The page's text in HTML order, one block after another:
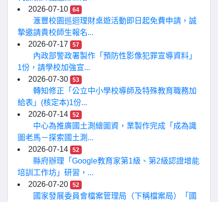
2026-07-10
64
滙豐校園巡迴理財桌遊活動即日起免費申請，誠
摯邀請貴校師生報名...
2026-07-17
57
內政部警政署製作「預防性影像犯罪宣導資料」
1份，請學校加強宣...
2026-07-30
53
轉知修正「公立中小學校導師及特殊教育職務加
給表」(核定本)1份...
2026-07-14
52
中心為推廣國土測繪圖資，業製作完成「成為識
圖老馬－探索國土測...
2026-07-14
52
縣府辦理「Google教育家第1級、第2級認證增能
培訓工作坊」研習，...
2026-07-20
52
國家發展委員會檔案管理局（下稱檔案局）「國